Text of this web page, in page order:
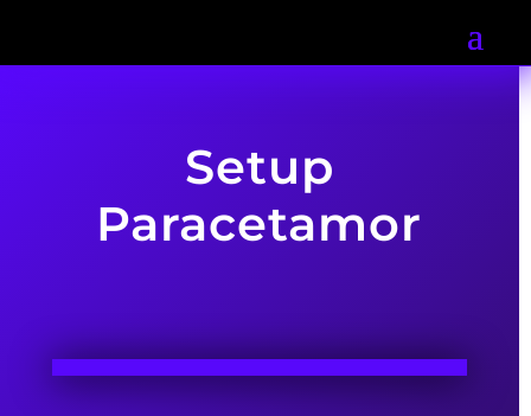
Setup
Paracetamor